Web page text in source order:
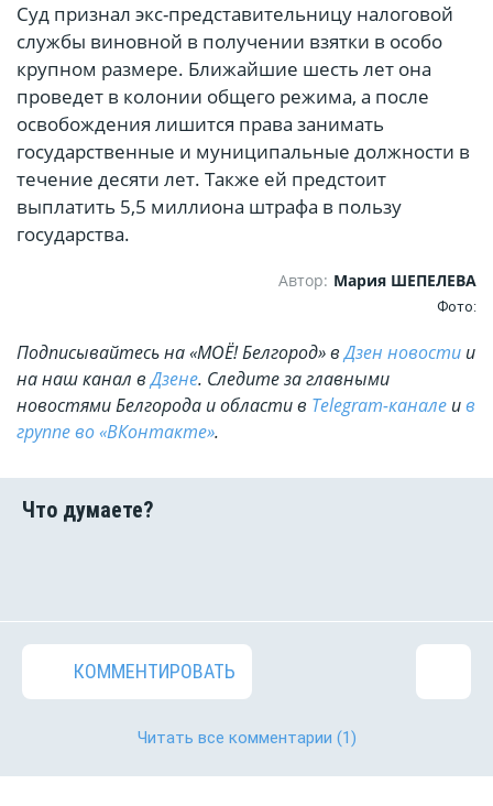
Суд признал экс-представительницу налоговой
службы виновной в получении взятки в особо
крупном размере. Ближайшие шесть лет она
проведет в колонии общего режима, а после
освобождения лишится права занимать
государственные и муниципальные должности в
течение десяти лет. Также ей предстоит
выплатить 5,5 миллиона штрафа в пользу
государства.
Автор: Мария ШЕПЕЛЕВА
Фото:
Подписывайтесь на «МОЁ! Белгород» вДзен новости и
на наш канал вДзене. Cледите за главными
новостями Белгорода и области в Telegram-канале ив
группе во «ВКонтакте».
КОММЕНТИРОВАТЬ
Читать все комментарии (1)